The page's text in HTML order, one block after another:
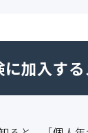
加入する